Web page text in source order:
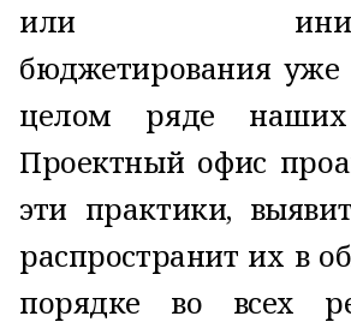
или
бюджетирования уже
целом ряде наших
Проектный офис
эти практики,
распространит их в
порядке во всех